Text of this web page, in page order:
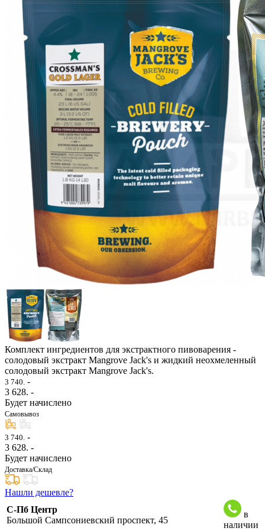
Комплект ингредиентов для экстрактного пивоварения -
солодовый экстракт Mangrove Jack's и жидкий неохмеленный
солодовый экстракт Mangrove Jack's.
3 740. -
3 628. -
Будет начислено
Самовывоз
3 740. -
3 628. -
Будет начислено
Доставка/Склад
Нашли дешевле?
С-Пб Центр
Большой Сампсониевский проспект, 45
в
наличии